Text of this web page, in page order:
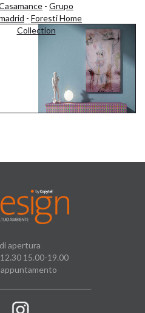
- Grupo
- Foresti Home
Collection
apertura
15.00-19.00